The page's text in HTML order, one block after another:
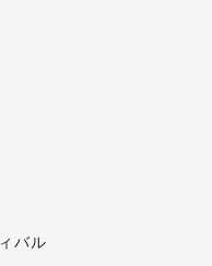
バル